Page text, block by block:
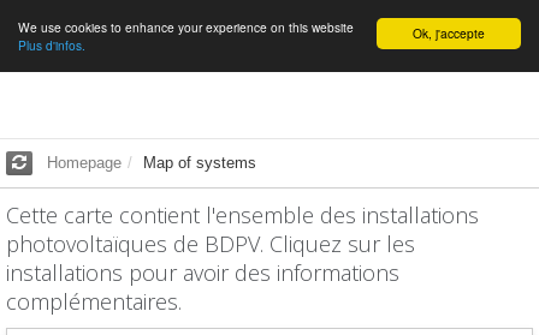
English Ok, j'accepte
We use cookies to enhance your experience on this website
Plus d'infos.
Homepage Map of systems
Cette carte contient l'ensemble des installations
photovoltaïques de BDPV. Cliquez sur les
installations pour avoir des informations
complémentaires.